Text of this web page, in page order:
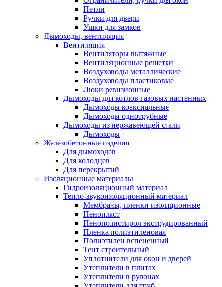
Петли
Ручки для двери
Ушки для замков
Дымоходы, вентиляция
Вентиляция
Вентиляторы вытяжные
Вентиляционные решетки
Воздуховоды металлические
Воздуховоды пластиковые
Люки ревизионные
Дымоходы для котлов газовых настенных
Дымоходы коаксиальные
Дымоходы однотрубные
Дымоходы из нержавеющей стали
Дымоходы
Железобетонные изделия
Для дымоходов
Для колодцев
Для перекрытий
Изоляционные материалы
Гидроизоляционный материал
Тепло-звукоизоляционный материал
Мембраны, пленки изоляционные
Пенопласт
Пенополистирол экструдированный
Пленка полиэтиленовая
Полиэтилен вспененный
Тент строительный
Уплотнители для окон и дверей
Утеплители в плитах
Утеплители в рулонах
Утеплители для труб